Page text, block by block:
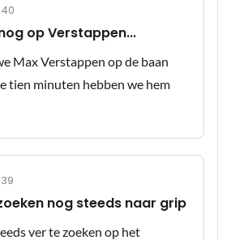
op Verstappen...
Max Verstappen op de baan
tien minuten hebben we hem
nog steeds naar grip
ver te zoeken op het